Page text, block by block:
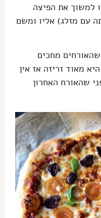
למשוך את הפיצה
עם מזלג) אליו ומשם
מחכים
מאוד זריזה אז אין
שהאורח האחרון